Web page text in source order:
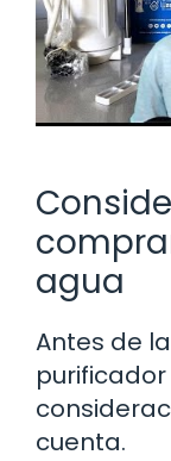
agua
Antes de
cuenta.